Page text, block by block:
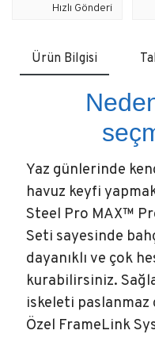
Hızlı Gönderi
Ürün Bilgisi
Yaz günlerinde
havuz keyfi
Steel Pro MAX™
Seti sayesinde
dayanıklı ve çok
kurabilirsiniz.
iskeleti
Özel FrameLink